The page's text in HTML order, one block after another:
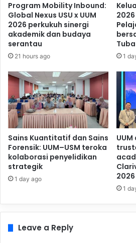
Program Mobility Inbound:
Global Nexus USU x UUM
2026 perkukuh sinergi
akademik dan budaya
serantau
21 hours ago
Tuba
1
Sains Kuantitatif dan Sains
Forensik: UUM–USM teroka
kolaborasi penyelidikan
strategik
1 day ago
2026
1
Leave a Reply